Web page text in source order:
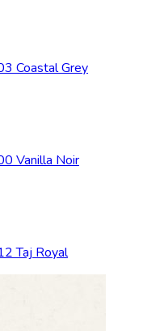
Coastal Grey
Vanilla Noir
Taj Royal